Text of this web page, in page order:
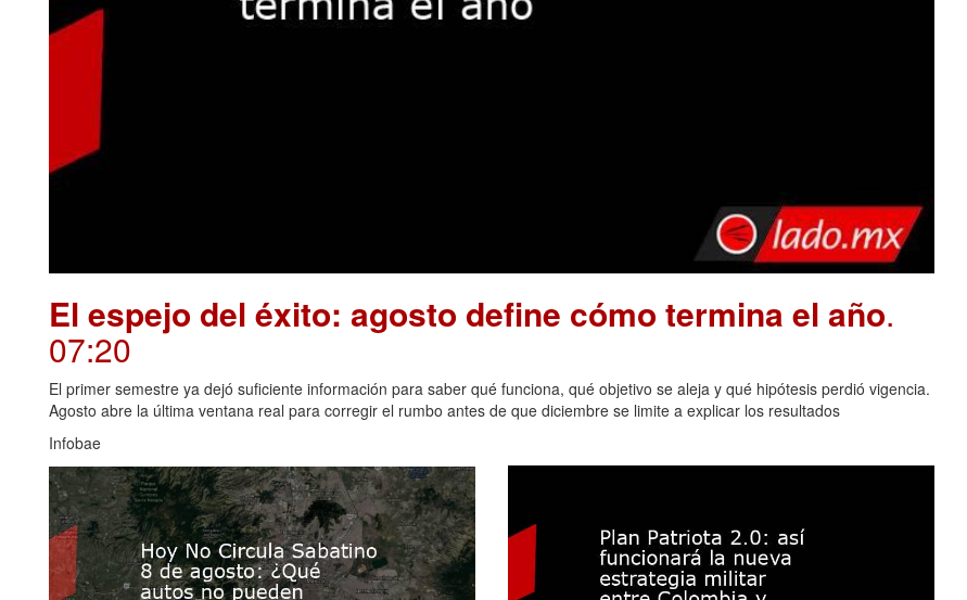
El espejo del éxito: agosto define cómo termina el año.
07:20
El primer semestre ya dejó suficiente información para saber qué funciona, qué objetivo se aleja y qué hipótesis perdió vigencia.
Agosto abre la última ventana real para corregir el rumbo antes de que diciembre se limite a explicar los resultados
Infobae